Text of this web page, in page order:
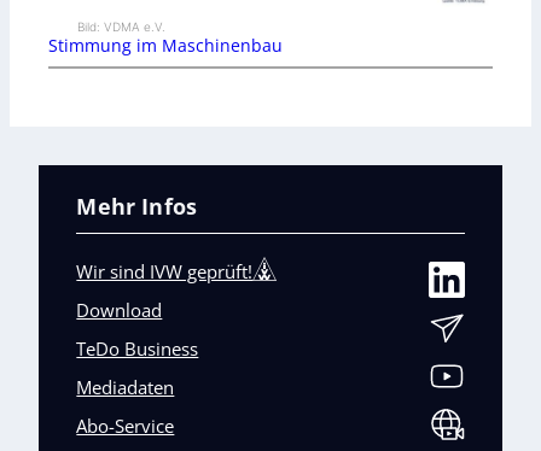
Bild: VDMA e.V.
Stimmung im Maschinenbau
Mehr Infos
Wir sind IVW geprüft!
Download
TeDo Business
Mediadaten
Abo-Service